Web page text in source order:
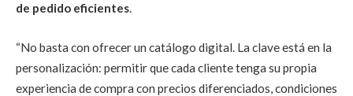
de pedido eficientes.
“No basta con ofrecer un catálogo digital. La clave está en la
personalización: permitir que cada cliente tenga su propia
experiencia de compra con precios diferenciados, condiciones